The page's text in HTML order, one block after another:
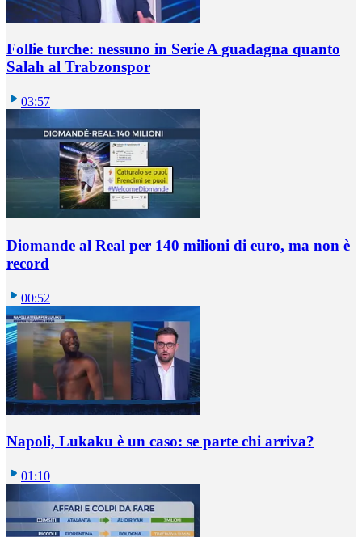
Follie turche: nessuno in Serie A guadagna quanto
Salah al Trabzonspor
03:57
Diomande al Real per 140 milioni di euro, ma non è
record
00:52
Napoli, Lukaku è un caso: se parte chi arriva?
01:10